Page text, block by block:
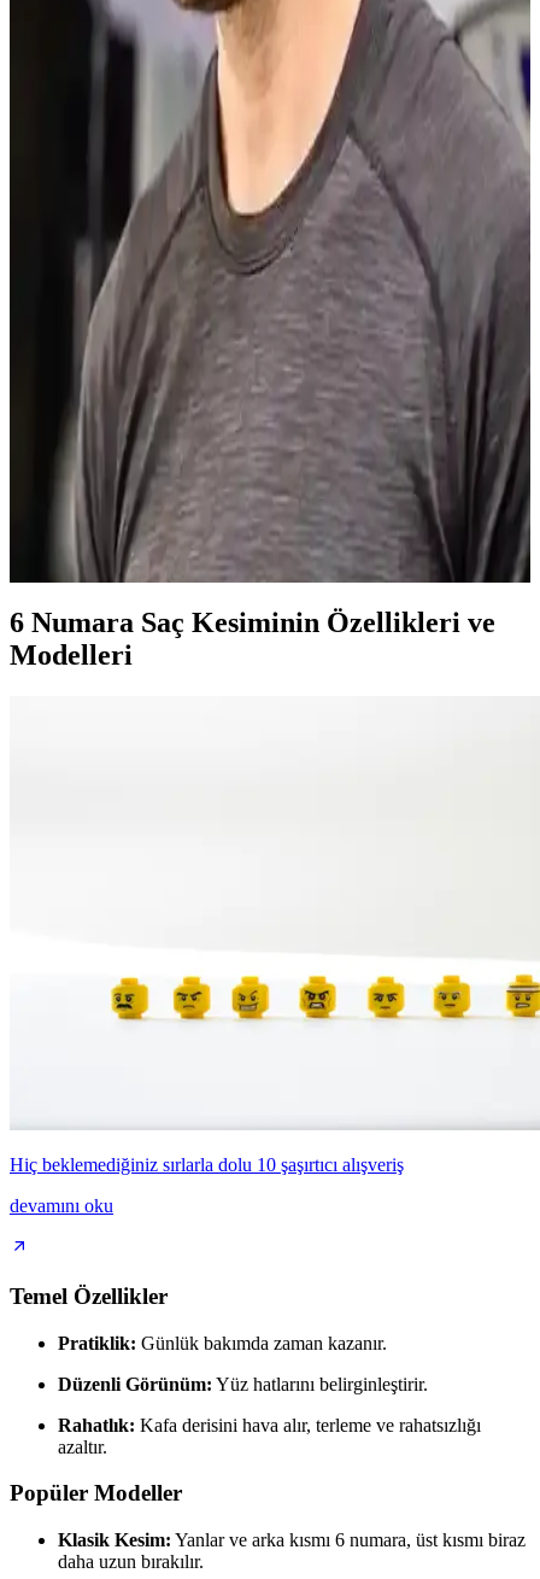
Esmer erkekler için saç modeli seçimi, yüz şekli ve saç dokusuna
uygun stil önerileriyle doğal çekiciliğinizi artırır. Kısa, orta ve uzun
saç modelleri ile bakım tüyoları burada.
Dore Sarı Saç Renkleri: Doğal Altın Tonları ve
Bakım Önerileriyle Parlaklık
Dore sarı saç renkleri, sıcak altın tonlarıyla doğal ve çekici bir
görünüm sunar. Cilt tonuna uyumu, parlaklığı ve bakım önerileriyle
dore sarı saçlar, şıklığı ve sağlığı bir arada sunar.
Cilt Tonuna Göre Genç Gösteren Saç Renkleri ve
Bakım Önerileri
Cilt tonunuza uygun saç renkleri seçerek genç ve canlı bir görünüm
elde edin. Bal, karamel, bakır ve küllü tonlar yüzünüzü aydınlatır,
saç bakımı ise gençliği kalıcı kılar.
9 Numara Saç Erkek: Pratik ve Modern Erkekler
İçin Kısa Saç Modeli Rehberi
9 numara saç, erkekler arasında pratikliği ve şıklığıyla popüler bir
kısa saç modelidir. Bakımı kolay, her yüz tipine uygun bu stil, doğru
ürün ve bakım ipuçlarıyla modern ve zamansız bir görünüm sunar.
6 Numara Saç Kesiminin Özellikleri ve
Modelleri
Hiç beklemediğiniz sırlarla dolu 10 şaşırtıcı alışveriş
devamını oku
Temel Özellikler
Pratiklik: Günlük bakımda zaman kazanır.
Düzenli Görünüm: Yüz hatlarını belirginleştirir.
Rahatlık: Kafa derisini hava alır, terleme ve rahatsızlığı
azaltır.
Popüler Modeller
Klasik Kesim: Yanlar ve arka kısmı 6 numara, üst kısmı biraz
daha uzun bırakılır.